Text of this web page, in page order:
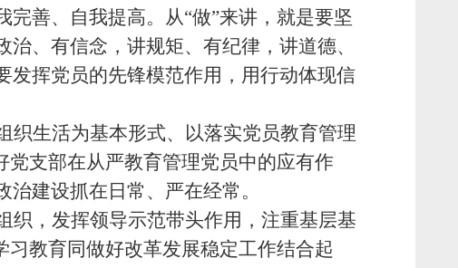
善、自我提高。从“做”来讲，就是要坚
、有信念，讲规矩、有纪律，讲道德、
发挥党员的先锋模范作用，用行动体现信
织生活为基本形式、以落实党员教育管理
党支部在从严教育管理党员中的应有作
建设抓在日常、严在经常。
织，发挥领导示范带头作用，注重基层基
教育同做好改革发展稳定工作结合起